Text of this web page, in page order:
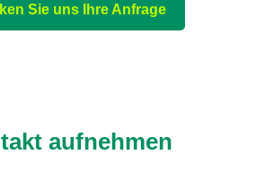
Sie uns Ihre Anfrage
aufnehmen